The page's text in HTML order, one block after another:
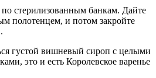
по стерилизованным банкам. Дайте
полотенцем, и потом закройте
густой вишневый сироп с целыми
это и есть Королевское варенье